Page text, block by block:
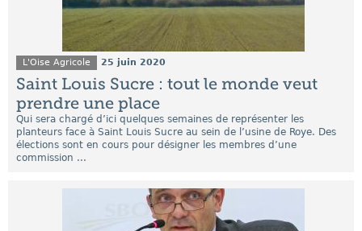
L'Oise Agricole 25 juin 2020
Saint Louis Sucre : tout le monde veut
prendre une place
Qui sera chargé d’ici quelques semaines de représenter les
planteurs face à Saint Louis Sucre au sein de l’usine de Roye. Des
élections sont en cours pour désigner les membres d’une
commission ...